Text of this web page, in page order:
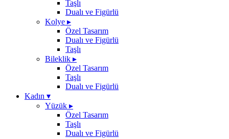
Taşlı
Dualı ve Figürlü
Kolye ▸
Özel Tasarım
Dualı ve Figürlü
Taşlı
Bileklik ▸
Özel Tasarım
Taşlı
Dualı ve Figürlü
Kadın ▾
Yüzük ▸
Özel Tasarım
Taşlı
Dualı ve Figürlü